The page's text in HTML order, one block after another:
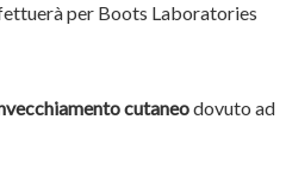
per Boots Laboratories
cutaneodovuto ad